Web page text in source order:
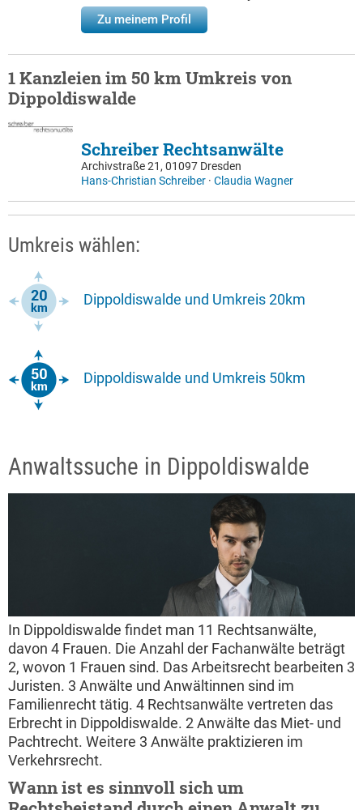
Zu meinem Profil
1 Kanzleien im 50 km Umkreis von
Dippoldiswalde
Schreiber Rechtsanwälte
Archivstraße 21, 01097 Dresden
Hans-Christian Schreiber · Claudia Wagner
Umkreis wählen:
Dippoldiswalde und Umkreis 20km
Dippoldiswalde und Umkreis 50km
Anwaltssuche in Dippoldiswalde
In Dippoldiswalde findet man 11 Rechtsanwälte,
davon 4 Frauen. Die Anzahl der Fachanwälte beträgt
2, wovon 1 Frauen sind. Das Arbeitsrecht bearbeiten 3
Juristen. 3 Anwälte und Anwältinnen sind im
Familienrecht tätig. 4 Rechtsanwälte vertreten das
Erbrecht in Dippoldiswalde. 2 Anwälte das Miet- und
Pachtrecht. Weitere 3 Anwälte praktizieren im
Verkehrsrecht.
Wann ist es sinnvoll sich um